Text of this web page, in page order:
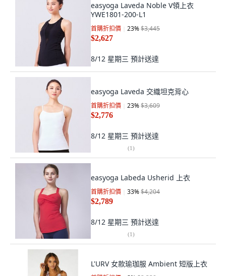
easyoga Laveda Noble V領上衣
YWE1801-200-L1
首購折扣價 23%$3,445
$2,627
8/12 星期三 預計送達
easyoga Laveda 交織坦克背心
首購折扣價 23%$3,609
$2,776
8/12 星期三 預計送達
(1)
easyoga Labeda Usherid 上衣
首購折扣價 33%$4,204
$2,789
8/12 星期三 預計送達
(1)
L'URV 女款瑜珈服 Ambient 短版上衣